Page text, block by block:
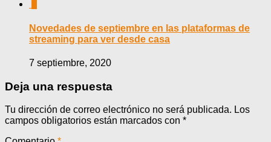
Novedades de septiembre en las plataformas de
streaming para ver desde casa
7 septiembre, 2020
Deja una respuesta
Tu dirección de correo electrónico no será publicada. Los
campos obligatorios están marcados con *